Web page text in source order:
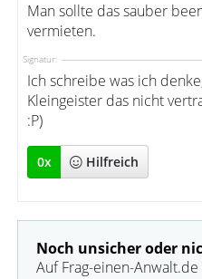
Man sollte das sauber
vermieten.
Signatur:
Ich schreibe was ich
Kleingeister das nicht
:P)
0x Hilfreich
Noch unsicher oder
Auf Frag-einen-